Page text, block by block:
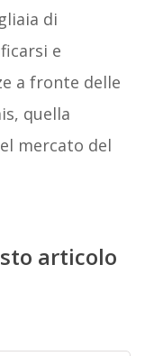
di
e
a fronte delle
quella
mercato del
articolo